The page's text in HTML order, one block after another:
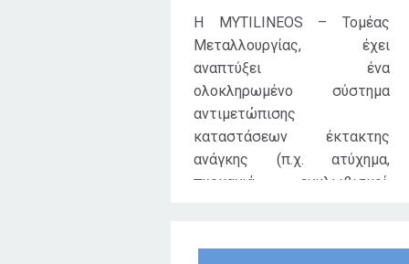
Η MYTILINEOS – Τομέας
Μεταλλουργίας, έχει
αναπτύξει ένα
ολοκληρωμένο σύστημα
αντιμετώπισης
καταστάσεων έκτακτης
ανάγκης (π.χ. ατύχημα,
πυρκαγιά, εγκλωβισμοί,
εγκαταστάσεις του Αγ.